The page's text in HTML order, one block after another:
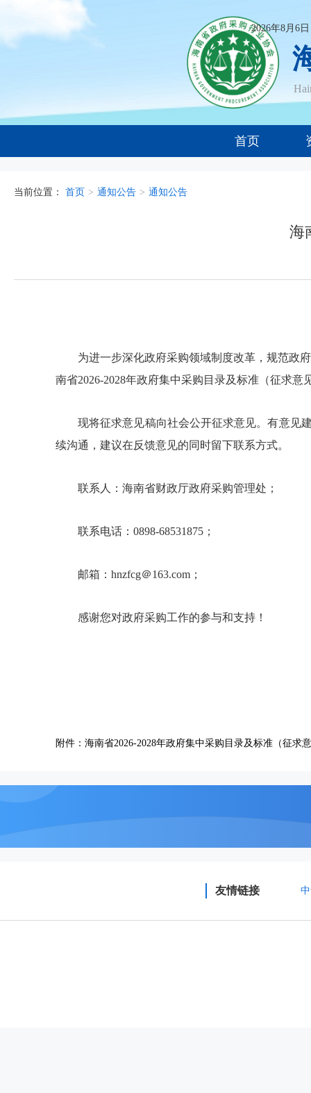
2026年8月6
首页
当前位置： 首页 > 通知公告 > 通知公告
海
为进一步深化政府采购领域制度改革，规范政
南省2026-2028年政府集中采购目录及标准（征求意
现将征求意见稿向社会公开征求意见。有意见
续沟通，建议在反馈意见的同时留下联系方式。
联系人：海南省财政厅政府采购管理处；
联系电话：0898-68531875；
邮箱：hnzfcg＠163.com；
感谢您对政府采购工作的参与和支持！
附件：海南省2026-2028年政府集中采购目录及标准（征求
友情链接